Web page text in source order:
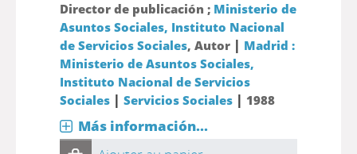
Director de publicación ; Ministerio de
Asuntos Sociales, Instituto Nacional
de Servicios Sociales, Autor | Madrid :
Ministerio de Asuntos Sociales,
Instituto Nacional de Servicios
Sociales| Servicios Sociales| 1988
Más información...